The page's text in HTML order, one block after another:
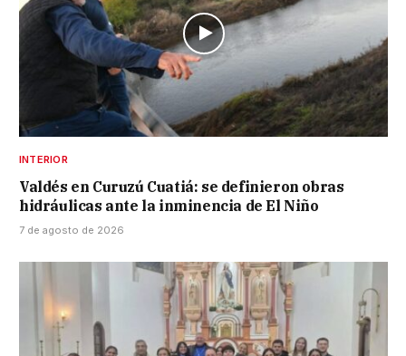
INTERIOR
Valdés en Curuzú Cuatiá: se definieron obras
hidráulicas ante la inminencia de El Niño
7 de agosto de 2026